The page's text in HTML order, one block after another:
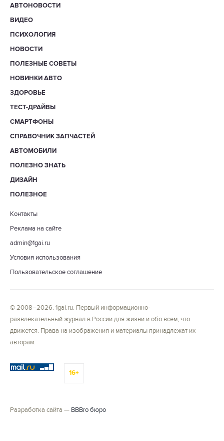
АВТОНОВОСТИ
ВИДЕО
ПСИХОЛОГИЯ
НОВОСТИ
ПОЛЕЗНЫЕ СОВЕТЫ
НОВИНКИ АВТО
ЗДОРОВЬЕ
ТЕСТ-ДРАЙВЫ
СМАРТФОНЫ
СПРАВОЧНИК ЗАПЧАСТЕЙ
АВТОМОБИЛИ
ПОЛЕЗНО ЗНАТЬ
ДИЗАЙН
ПОЛЕЗНОЕ
Контакты
Реклама на сайте
admin@1gai.ru
Условия использования
Пользовательское соглашение
© 2008–2026. 1gai.ru. Первый информационно-
развлекательный журнал в России для жизни и обо всем, что
движется. Права на изображения и материалы принадлежат их
авторам.
16+
Разработка сайта — BBBro бюро